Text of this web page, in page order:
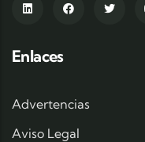
Enlaces
Advertencias
Aviso Legal